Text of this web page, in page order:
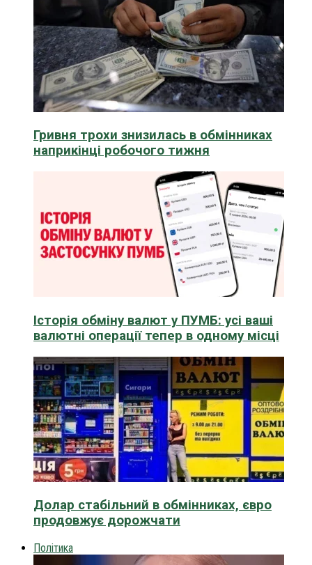
Гривня трохи знизилась в обмінниках
наприкінці робочого тижня
Історія обміну валют у ПУМБ: усі ваші
валютні операції тепер в одному місці
Долар стабільний в обмінниках, євро
продовжує дорожчати
Політика